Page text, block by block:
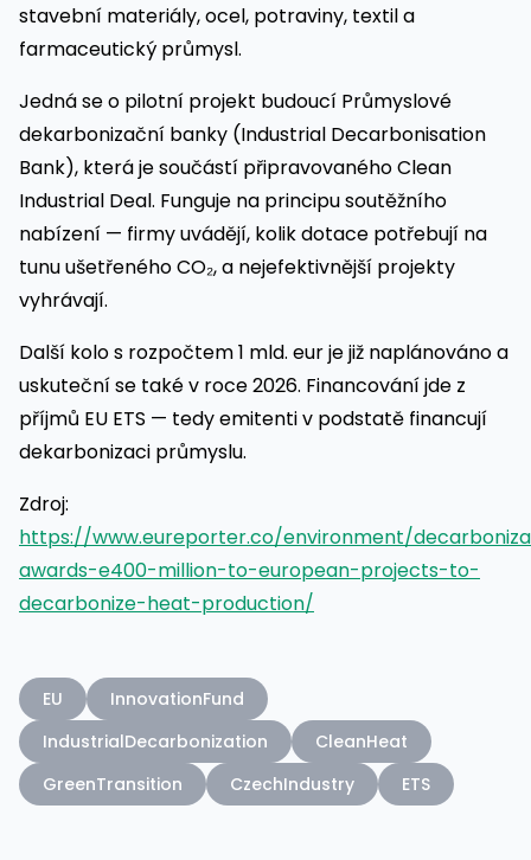
stavební materiály, ocel, potraviny, textil a
farmaceutický průmysl.
Jedná se o pilotní projekt budoucí Průmyslové
dekarbonizační banky (Industrial Decarbonisation
Bank), která je součástí připravovaného Clean
Industrial Deal. Funguje na principu soutěžního
nabízení — firmy uvádějí, kolik dotace potřebují na
tunu ušetřeného CO₂, a nejefektivnější projekty
vyhrávají.
Další kolo s rozpočtem 1 mld. eur je již naplánováno a
uskuteční se také v roce 2026. Financování jde z
příjmů EU ETS — tedy emitenti v podstatě financují
dekarbonizaci průmyslu.
Zdroj:
https://www.eureporter.co/environment/
awards-e400-million-to-european-projects-to-
decarbonize-heat-production/
EU
InnovationFund
IndustrialDecarbonization
CleanHeat
GreenTransition
CzechIndustry ETS